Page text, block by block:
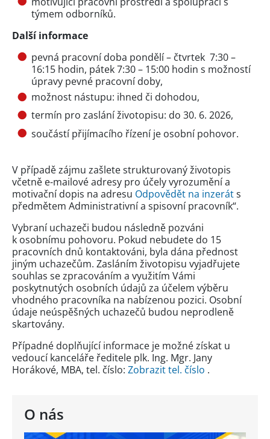
O nás
týmem odborníků.
Další informace
pevná pracovní doba pondělí – čtvrtek 7:30 –
16:15 hodin, pátek 7:30 – 15:00 hodin s možností
úpravy pevné pracovní doby,
možnost nástupu: ihned či dohodou,
termín pro zaslání životopisu: do 30. 6. 2026,
součástí přijímacího řízení je osobní pohovor.
V případě zájmu zašlete strukturovaný životopis
včetně e-mailové adresy pro účely vyrozumění a
motivační dopis na adresu Odpovědět na inzeráts
předmětem Administrativní a spisovní pracovník“.
Vybraní uchazeči budou následně pozváni
k osobnímu pohovoru. Pokud nebudete do 15
pracovních dnů kontaktováni, byla dána přednost
jiným uchazečům. Zasláním životopisu vyjadřujete
souhlas se zpracováním a využitím Vámi
poskytnutých osobních údajů za účelem výběru
vhodného pracovníka na nabízenou pozici. Osobní
údaje neúspěšných uchazečů budou neprodleně
skartovány.
Případné doplňující informace je možné získat u
vedoucí kanceláře ředitele plk. Ing. Mgr. Jany
Horákové, MBA, tel. číslo: Zobrazit tel. číslo .